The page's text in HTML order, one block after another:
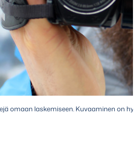
omaan laskemiseen. Kuvaaminen on